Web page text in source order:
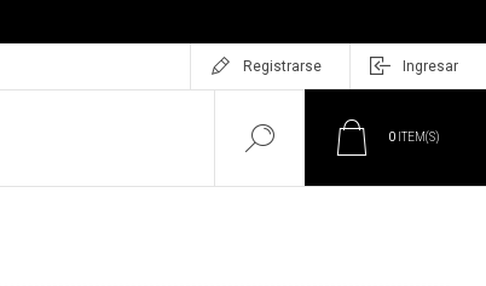
Registrarse Ingresar
0 ITEM(S)